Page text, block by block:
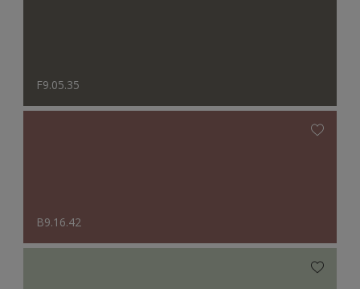
F9.05.35
B9.16.42